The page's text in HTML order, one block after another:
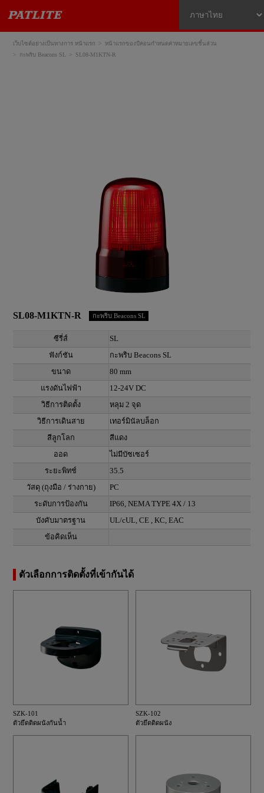
เว็บไซต์อย่างเป็นทางการ หน้าแรก
หน้าแรกของบีคอนกำหนดค่าหมายเลขชิ้นส่วน
กะพริบ Beacons SL
SL08-M1KTN-R
SL08-M1KTN-R กะพริบ Beacons SL
ซีรี่ส์
SL
ฟังก์ชัน
กะพริบ Beacons SL
ขนาด
80 mm
แรงดันไฟฟ้า
12-24V DC
วิธีการติดตั้ง
หลุม 2 จุด
วิธีการเดินสาย
เทอร์มินัลบล็อก
สีลูกโลก
สีแดง
ออด
ไม่มีบัซเซอร์
ระยะพิทช์
35.5
วัสดุ (ถุงมือ / ร่างกาย)
PC
ระดับการป้องกัน
IP66, NEMA TYPE 4X / 13
บังคับมาตรฐาน
UL/cUL, CE , KC, EAC
ข้อคิดเห็น
ตัวเลือกการติดตั้งที่เข้ากันได้
SZK-101
ตัวยึดติดผนังกันน้ำ
SZK-102
ตัวยึดติดผนัง